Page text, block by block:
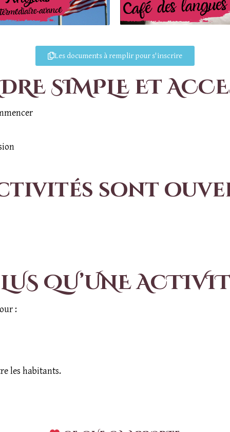
Les documents à remplir pour s'inscrire
SIMPLE ET
sont
QU’UNE
:
les habitants.